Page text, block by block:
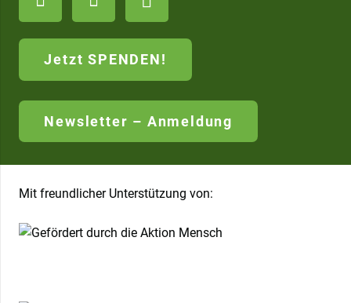
Jetzt SPENDEN!
Newsletter – Anmeldung
Mit freundlicher Unterstützung von: